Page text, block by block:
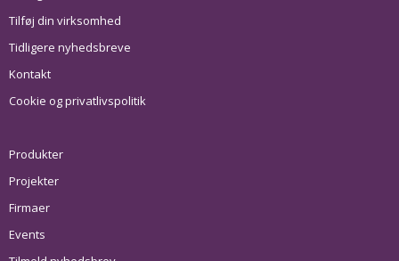
Tilføj din virksomhed
Tidligere nyhedsbreve
Kontakt
Cookie og privatlivspolitik
Produkter
Projekter
Firmaer
Events